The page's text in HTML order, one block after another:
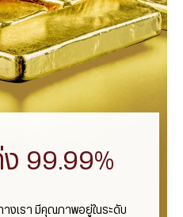
99.99%
งเรา มีคุณภาพอยู่ในระดับ